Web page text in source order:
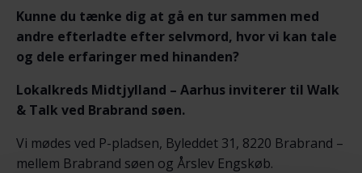
Kunne du tænke dig at gå en tur sammen med
andre efterladte efter selvmord, hvor vi kan tale
og dele erfaringer med hinanden?
Lokalkreds Midtjylland – Aarhus inviterer til Walk
& Talk ved Brabrand søen.
Vi mødes ved P-pladsen, Byleddet 31, 8220 Brabrand –
mellem Brabrand søen og Årslev Engskøb.